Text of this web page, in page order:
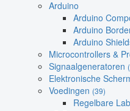
Arduino
Arduino
Arduino
Arduino
Microcontrollers &
Signaalgeneratoren
Elektronische
Voedingen (39)
Regelbare